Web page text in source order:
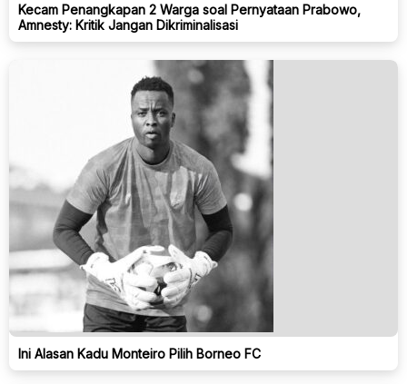
Kecam Penangkapan 2 Warga soal Pernyataan Prabowo,
Amnesty: Kritik Jangan Dikriminalisasi
Ini Alasan Kadu Monteiro Pilih Borneo FC